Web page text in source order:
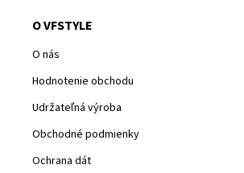
O VFSTYLE
O nás
Hodnotenie obchodu
Udržateľná výroba
Obchodné podmienky
Ochrana dát